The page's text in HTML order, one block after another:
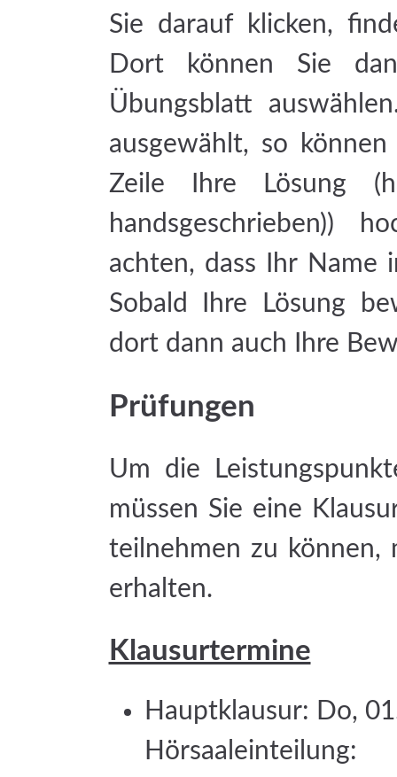
Sie darauf klicken,
Dort können Sie
Übungsblatt
ausgewählt, so
Zeile Ihre Lösung
handsgeschrieben))
achten, dass Ihr Name
Sobald Ihre Lösung
dort dann auch Ihre
Prüfungen
Um die
müssen Sie eine
teilnehmen zu können,
erhalten.
Klausurtermine
Hauptklausur: Do,
Hörsaaleinteilung: